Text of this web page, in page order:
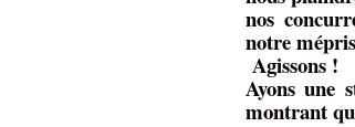
nos
notre
Agissons !
Ayons une
montrant